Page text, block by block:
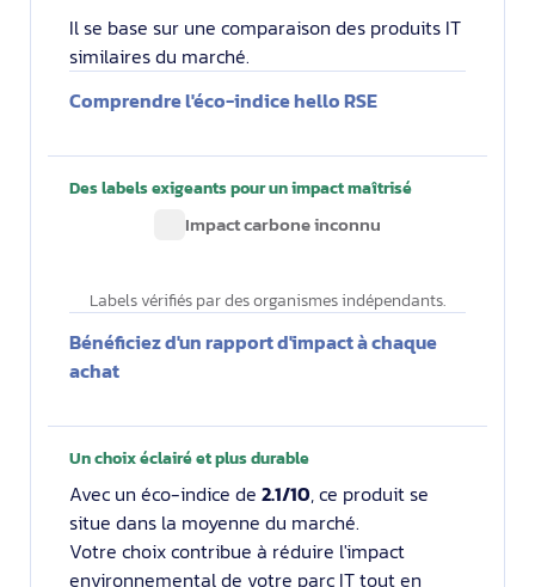
Il se base sur une comparaison des produits IT
similaires du marché.
Comprendre l'éco-indice hello RSE
Des labels exigeants pour un impact maîtrisé
Impact carbone inconnu
Labels vérifiés par des organismes indépendants.
Bénéficiez d'un rapport d'impact à chaque
achat
Un choix éclairé et plus durable
Avec un éco-indice de 2.1/10, ce produit se
situe dans la moyenne du marché.
Votre choix contribue à réduire l'impact
environnemental de votre parc IT tout en